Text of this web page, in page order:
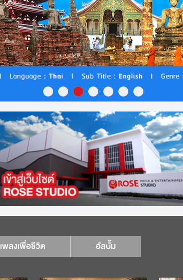
เพลงเพื่อชีวิต อัลบั้ม